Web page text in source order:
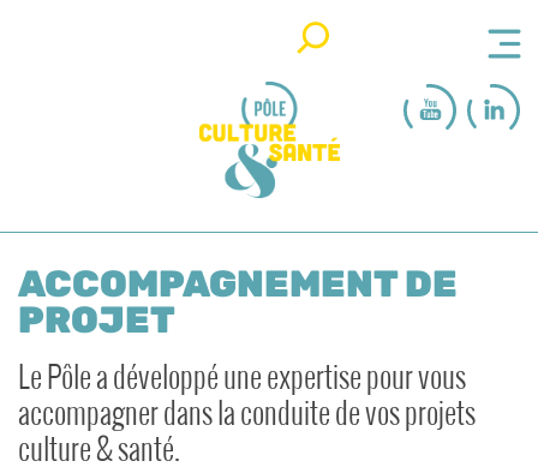
ACCOMPAGNEMENT DE
PROJET
Le Pôle a développé une expertise pour vous
accompagner dans la conduite de vos projets
culture & santé.